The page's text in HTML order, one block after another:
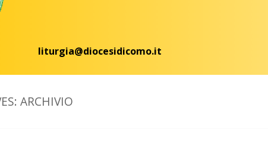
liturgia@diocesidicomo.it
ARCHIVIO